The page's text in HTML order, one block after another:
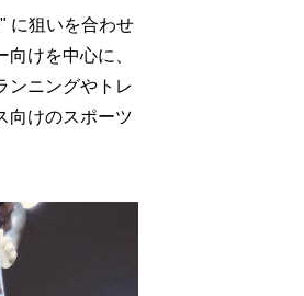
に狙いを合わせ
けを中心に、
ンニングやトレ
向けのスポーツ